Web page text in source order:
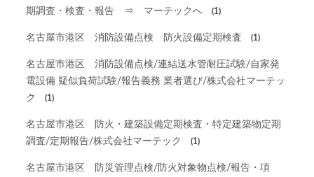
期調査・検査・報告 ⇒ マーテックへ
(1)
名古屋市港区 消防設備点検 防火設備定期検査 (1)
名古屋市港区 消防設備点検/連結送水管耐圧試験/自家発
電設備 疑似負荷試験/報告義務 業者選び/株式会社マーテッ
ク
(1)
名古屋市港区 防火・建築設備定期検査・特定建築物定期
調査/定期報告/株式会社マーテック
(1)
名古屋市港区 防災管理点検/防火対象物点検/報告・項